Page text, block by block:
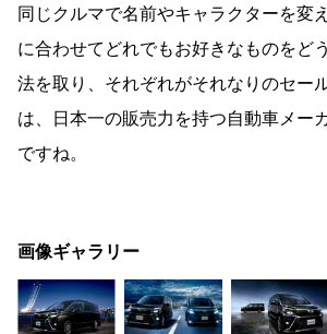
同じクルマで名前やキャラクターを変
に合わせてどれでもお好きなものをど
法を取り、それぞれがそれなりのセー
は、日本一の販売力を持つ自動車メー
ですね。
画像ギャラリー